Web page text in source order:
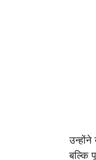
उन्होंने
बल्कि